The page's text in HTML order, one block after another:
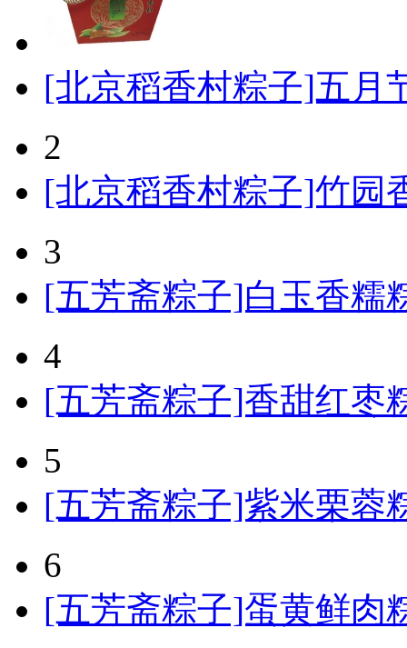
[北京稻香村粽子]五月
2
[北京稻香村粽子]竹园
3
[五芳斋粽子]白玉香糯
4
[五芳斋粽子]香甜红枣
5
[五芳斋粽子]紫米栗蓉
6
[五芳斋粽子]蛋黄鲜肉